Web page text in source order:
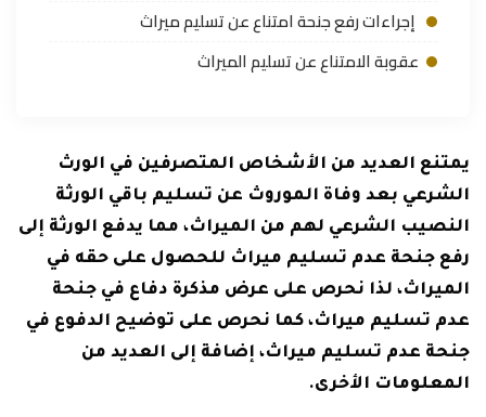
إجراءات رفع جنحة امتناع عن تسليم ميراث
عقوبة الامتناع عن تسليم الميراث
يمتنع العديد من الأشخاص المتصرفين في الورث
الشرعي بعد وفاة الموروث عن تسليم باقي الورثة
النصيب الشرعي لهم من الميراث، مما يدفع الورثة إلى
رفع جنحة عدم تسليم ميراث للحصول على حقه في
الميراث، لذا نحرص على عرض مذكرة دفاع في جنحة
عدم تسليم ميراث، كما نحرص على توضيح الدفوع في
جنحة عدم تسليم ميراث، إضافة إلى العديد من
المعلومات الأخرى.